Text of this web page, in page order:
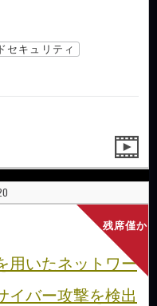
セキュリティ
残席僅か
用いたネットワー
イバー攻撃を検出